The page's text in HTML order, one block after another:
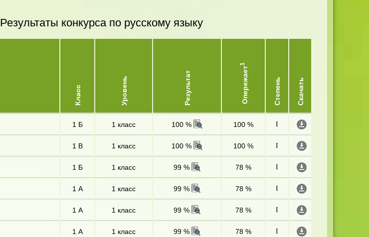
Результаты конкурса по русскому языку
Класс Уровень Результат Опережает
1
Степень Скачать
1 Б 1 класс 100 % 100 % I
1 В 1 класс 100 % 100 % I
1 Б 1 класс 99 % 78 % I
1 А 1 класс 99 % 78 % I
1 А 1 класс 99 % 78 % I
1 А 1 класс 99 % 78 % I